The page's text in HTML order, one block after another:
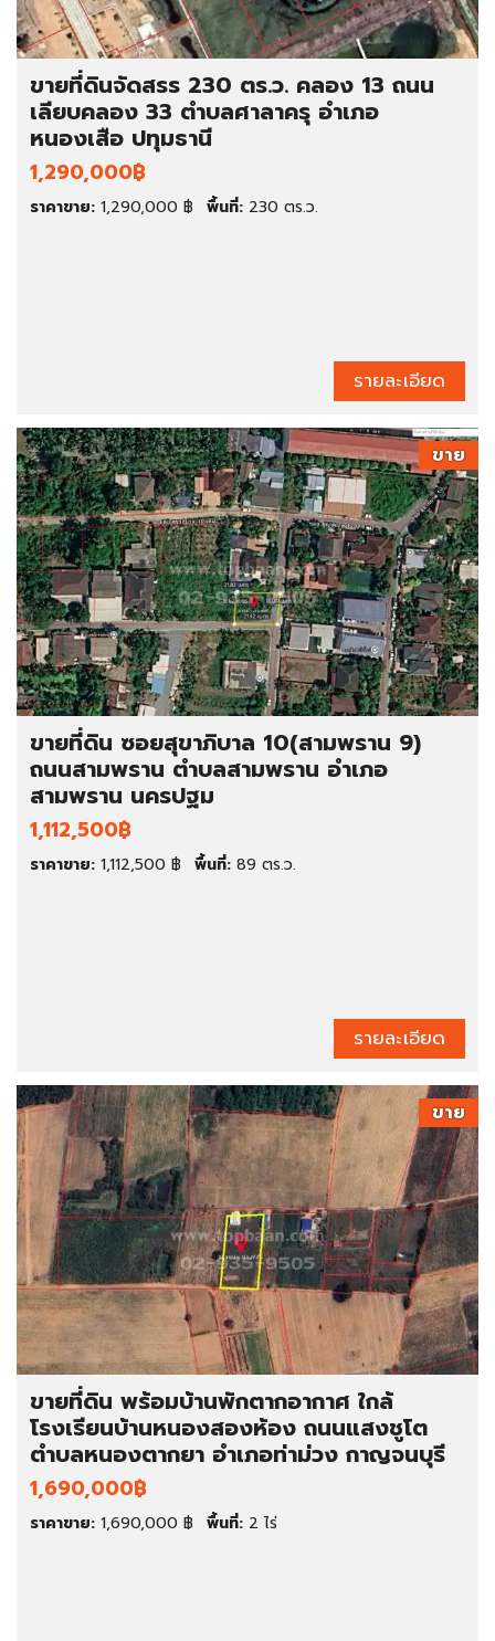
ขายที่ดินจัดสรร 230 ตร.ว. คลอง 13 ถนน
เลียบคลอง 33 ตำบลศาลาครุ อำเภอ
หนองเสือ ปทุมธานี
1,290,000฿
ราคาขาย: 1,290,000 ฿ พื้นที่: 230 ตร.ว.
รายละเอียด
ขาย
ขายที่ดิน ซอยสุขาภิบาล 10(สามพราน 9)
ถนนสามพราน ตำบลสามพราน อำเภอ
สามพราน นครปฐม
1,112,500฿
ราคาขาย: 1,112,500 ฿ พื้นที่: 89 ตร.ว.
รายละเอียด
ขาย
ขายที่ดิน พร้อมบ้านพักตากอากาศ ใกล้
โรงเรียนบ้านหนองสองห้อง ถนนแสงชูโต
ตำบลหนองตากยา อำเภอท่าม่วง กาญจนบุรี
1,690,000฿
ราคาขาย: 1,690,000 ฿ พื้นที่: 2 ไร่